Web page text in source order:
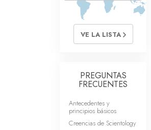
VE LA LISTA
PREGUNTAS
FRECUENTES
Antecedentes y
principios básicos
Creencias de Scientology